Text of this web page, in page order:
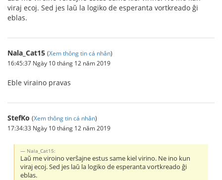
viraj ecoj. Sed jes laŭ la logiko de esperanta vortkreado ĝi
eblas.
Nala_Cat15 (Xem thông tin cá nhân)
16:45:37 Ngày 10 tháng 12 năm 2019
Eble viraino pravas
StefKo (Xem thông tin cá nhân)
17:34:33 Ngày 10 tháng 12 năm 2019
Nala_Cat15:
Laŭ me viroino verŝajne estus same kiel virino. Ne ino kun
viraj ecoj. Sed jes laŭ la logiko de esperanta vortkreado ĝi
eblas.